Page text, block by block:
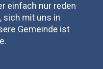
einfach nur reden
sich mit uns in
Gemeinde ist